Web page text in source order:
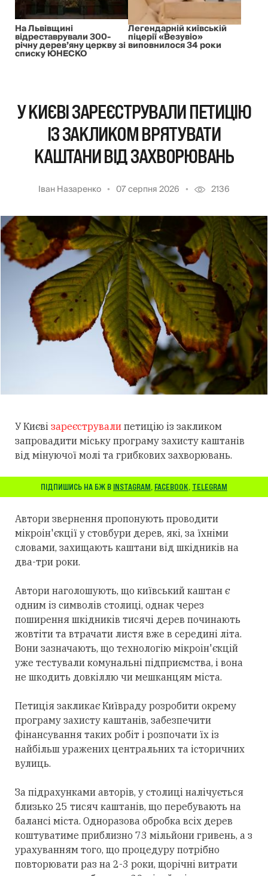
На Львівщині
відреставрували 300-
річну дерев’яну церкву зі
списку ЮНЕСКО
Легендарній київській
піцерії «Везувіо»
виповнилося 34 роки
У КИЄВІ ЗАРЕЄСТРУВАЛИ ПЕТИЦІЮ
ІЗ ЗАКЛИКОМ ВРЯТУВАТИ
КАШТАНИ ВІД ЗАХВОРЮВАНЬ
Іван Назаренко 07 серпня 2026 2136
У Києві зареєстрували петицію із закликом
запровадити міську програму захисту каштанів
від мінуючої молі та грибкових захворювань.
ПІДПИШИСЬ НА БЖ В INSTAGRAM, FACEBOOK, TELEGRAM
Автори звернення пропонують проводити
мікроін'єкції у стовбури дерев, які, за їхніми
словами, захищають каштани від шкідників на
два-три роки.
Автори наголошують, що київський каштан є
одним із символів столиці, однак через
поширення шкідників тисячі дерев починають
жовтіти та втрачати листя вже в середині літа.
Вони зазначають, що технологію мікроін'єкцій
уже тестували комунальні підприємства, і вона
не шкодить довкіллю чи мешканцям міста.
Петиція закликає Київраду розробити окрему
програму захисту каштанів, забезпечити
фінансування таких робіт і розпочати їх із
найбільш уражених центральних та історичних
вулиць.
За підрахунками авторів, у столиці налічується
близько 25 тисяч каштанів, що перебувають на
балансі міста. Одноразова обробка всіх дерев
коштуватиме приблизно 73 мільйони гривень, а з
урахуванням того, що процедуру потрібно
повторювати раз на 2-3 роки, щорічні витрати